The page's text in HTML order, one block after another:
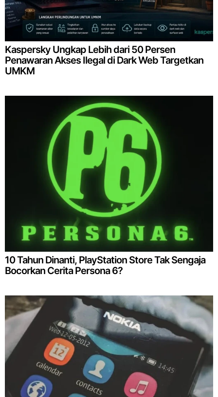
Kaspersky Ungkap Lebih dari 50 Persen
Penawaran Akses Ilegal di Dark Web Targetkan
UMKM
10 Tahun Dinanti, PlayStation Store Tak Sengaja
Bocorkan Cerita Persona 6?